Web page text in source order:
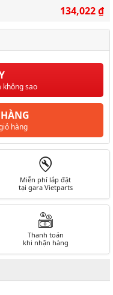
134,022 ₫
không sao
hàng
Miễn phí lắp đặt
tại gara Vietparts
Thanh toán
khi nhận hàng